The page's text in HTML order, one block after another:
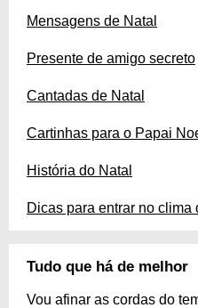
Mensagens de Natal
Presente de amigo secreto
Cantadas de Natal
Cartinhas para o Papai
História do Natal
Dicas para entrar no clima
Tudo que há de melhor
Vou afinar as cordas do